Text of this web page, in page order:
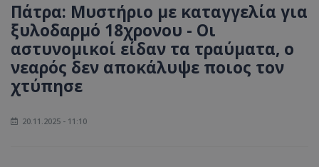
Πάτρα: Μυστήριο με καταγγελία για
ξυλοδαρμό 18χρονου - Οι
αστυνομικοί είδαν τα τραύματα, ο
νεαρός δεν αποκάλυψε ποιος τον
χτύπησε
20.11.2025 - 11:10